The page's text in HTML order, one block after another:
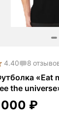
4.40 8
«Eat
the
₽